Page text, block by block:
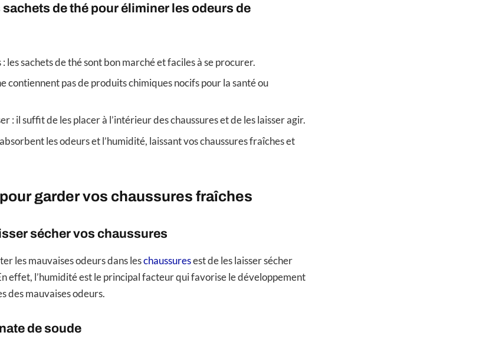
de thé pour éliminer les odeurs de
les sachets de thé sont bon marché et faciles à se procurer.
contiennent pas de produits chimiques nocifs pour la santé ou
: il suffit de les placer à l’intérieur des chaussures et de les laisser agir.
les odeurs et l’humidité, laissant vos chaussures fraîches et
garder vos chaussures fraîches
sécher vos chaussures
les mauvaises odeurs dans leschaussuresest de les laisser sécher
effet, l’humidité est le principal facteur qui favorise le développement
des mauvaises odeurs.
de soude